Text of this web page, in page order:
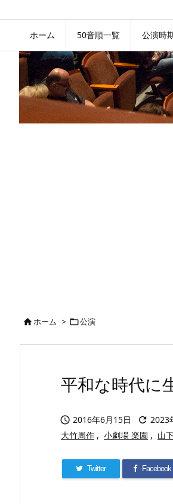
ホーム 50音順一覧 公演時
ホーム > 公演
平和な時代に
 2016年6月15日  2023
大竹周作 , 小劇場 楽園 , 山
Twitter Facebook